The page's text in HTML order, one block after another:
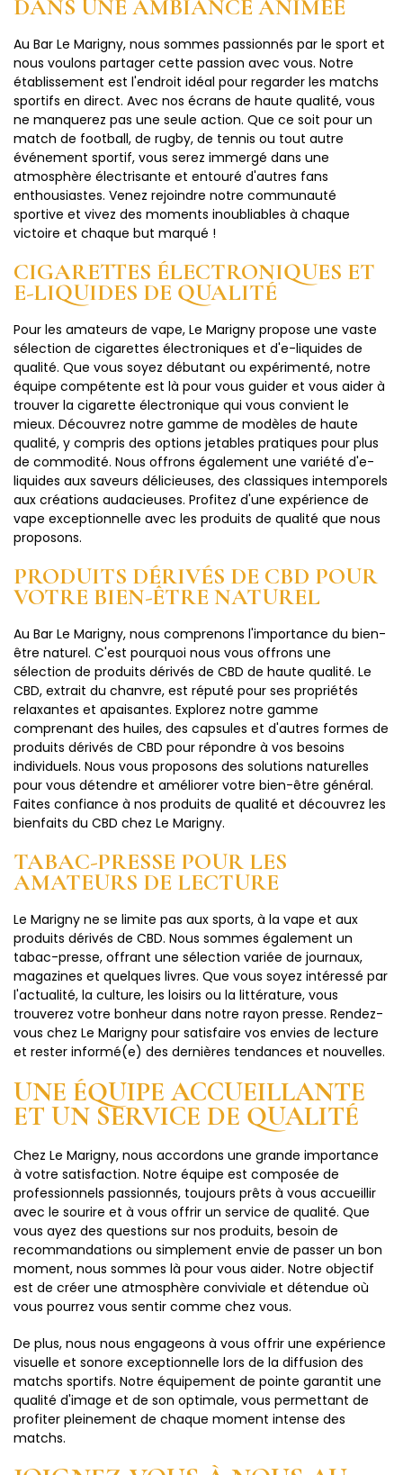
DANS UNE AMBIANCE ANIMÉE
Au Bar Le Marigny, nous sommes passionnés par le sport et
nous voulons partager cette passion avec vous. Notre
établissement est l'endroit idéal pour regarder les matchs
sportifs en direct. Avec nos écrans de haute qualité, vous
ne manquerez pas une seule action. Que ce soit pour un
match de football, de rugby, de tennis ou tout autre
événement sportif, vous serez immergé dans une
atmosphère électrisante et entouré d'autres fans
enthousiastes. Venez rejoindre notre communauté
sportive et vivez des moments inoubliables à chaque
victoire et chaque but marqué !
CIGARETTES ÉLECTRONIQUES ET
E-LIQUIDES DE QUALITÉ
Pour les amateurs de vape, Le Marigny propose une vaste
sélection de cigarettes électroniques et d'e-liquides de
qualité. Que vous soyez débutant ou expérimenté, notre
équipe compétente est là pour vous guider et vous aider à
trouver la cigarette électronique qui vous convient le
mieux. Découvrez notre gamme de modèles de haute
qualité, y compris des options jetables pratiques pour plus
de commodité. Nous offrons également une variété d'e-
liquides aux saveurs délicieuses, des classiques intemporels
aux créations audacieuses. Profitez d'une expérience de
vape exceptionnelle avec les produits de qualité que nous
proposons.
PRODUITS DÉRIVÉS DE CBD POUR
VOTRE BIEN-ÊTRE NATUREL
Au Bar Le Marigny, nous comprenons l'importance du bien-
être naturel. C'est pourquoi nous vous offrons une
sélection de produits dérivés de CBD de haute qualité. Le
CBD, extrait du chanvre, est réputé pour ses propriétés
relaxantes et apaisantes. Explorez notre gamme
comprenant des huiles, des capsules et d'autres formes de
produits dérivés de CBD pour répondre à vos besoins
individuels. Nous vous proposons des solutions naturelles
pour vous détendre et améliorer votre bien-être général.
Faites confiance à nos produits de qualité et découvrez les
bienfaits du CBD chez Le Marigny.
TABAC-PRESSE POUR LES
AMATEURS DE LECTURE
Le Marigny ne se limite pas aux sports, à la vape et aux
produits dérivés de CBD. Nous sommes également un
tabac-presse, offrant une sélection variée de journaux,
magazines et quelques livres. Que vous soyez intéressé par
l'actualité, la culture, les loisirs ou la littérature, vous
trouverez votre bonheur dans notre rayon presse. Rendez-
vous chez Le Marigny pour satisfaire vos envies de lecture
et rester informé(e) des dernières tendances et nouvelles.
UNE ÉQUIPE ACCUEILLANTE
ET UN SERVICE DE QUALITÉ
Chez Le Marigny, nous accordons une grande importance
à votre satisfaction. Notre équipe est composée de
professionnels passionnés, toujours prêts à vous accueillir
avec le sourire et à vous offrir un service de qualité. Que
vous ayez des questions sur nos produits, besoin de
recommandations ou simplement envie de passer un bon
moment, nous sommes là pour vous aider. Notre objectif
est de créer une atmosphère conviviale et détendue où
vous pourrez vous sentir comme chez vous.
De plus, nous nous engageons à vous offrir une expérience
visuelle et sonore exceptionnelle lors de la diffusion des
matchs sportifs. Notre équipement de pointe garantit une
qualité d'image et de son optimale, vous permettant de
profiter pleinement de chaque moment intense des
matchs.